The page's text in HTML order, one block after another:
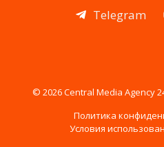
Telegram
© 2026 Central Media Agency
Политика
Условия